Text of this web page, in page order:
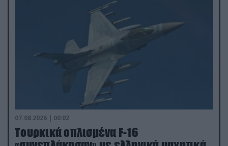
07.08.2026 | 00:02
Τουρκικά οπλισμένα F-16